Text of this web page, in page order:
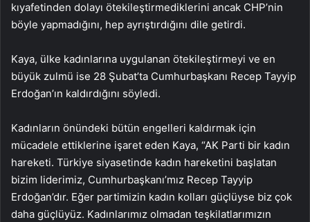
kıyafetinden dolayı ötekileştirmediklerini ancak CHP’nin
böyle yapmadığını, hep ayrıştırdığını dile getirdi.
Kaya, ülke kadınlarına uygulanan ötekileştirmeyi ve en
büyük zulmü ise 28 Şubat’ta Cumhurbaşkanı Recep Tayyip
Erdoğan’ın kaldırdığını söyledi.
Kadınların önündeki bütün engelleri kaldırmak için
mücadele ettiklerine işaret eden Kaya, “AK Parti bir kadın
hareketi. Türkiye siyasetinde kadın hareketini başlatan
bizim liderimiz, Cumhurbaşkanı’mız Recep Tayyip
Erdoğan’dır. Eğer partimizin kadın kolları güçlüyse biz çok
daha güçlüyüz. Kadınlarımız olmadan teşkilatlarımızın